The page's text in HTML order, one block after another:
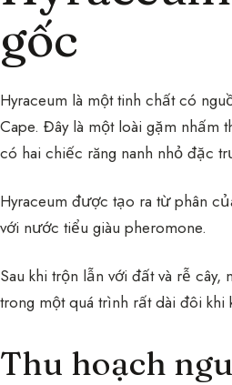
gốc
Hyraceum là một tinh chất có
Cape. Đây là một loài gặm nhấm
có hai chiếc răng nanh nhỏ đặc
Hyraceum được tạo ra từ phân
với nước tiểu giàu pheromone.
Sau khi trộn lẫn với đất và rễ
trong một quá trình rất dài đôi
Thu hoạch